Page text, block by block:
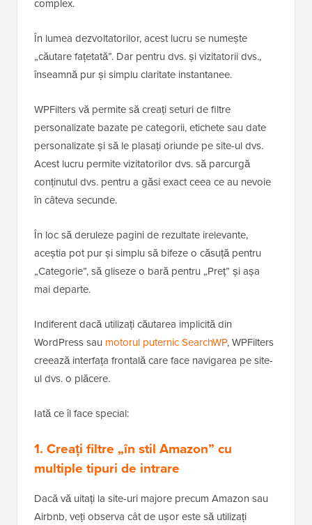
complex.
În lumea dezvoltatorilor, acest lucru se numește
„căutare fațetată”. Dar pentru dvs. și vizitatorii dvs.,
înseamnă pur și simplu claritate instantanee.
WPFilters vă permite să creați seturi de filtre
personalizate bazate pe categorii, etichete sau date
personalizate și să le plasați oriunde pe site-ul dvs.
Acest lucru permite vizitatorilor dvs. să parcurgă
conținutul dvs. pentru a găsi exact ceea ce au nevoie
în câteva secunde.
În loc să deruleze pagini de rezultate irelevante,
aceștia pot pur și simplu să bifeze o căsuță pentru
„Categorie”, să gliseze o bară pentru „Preț” și așa
mai departe.
Indiferent dacă utilizați căutarea implicită din
WordPress sau motorul puternic SearchWP, WPFilters
creează interfața frontală care face navigarea pe site-
ul dvs. o plăcere.
Iată ce îl face special:
1. Creați filtre „în stil Amazon” cu
multiple tipuri de intrare
Dacă vă uitați la site-uri majore precum Amazon sau
Airbnb, veți observa cât de ușor este să utilizați